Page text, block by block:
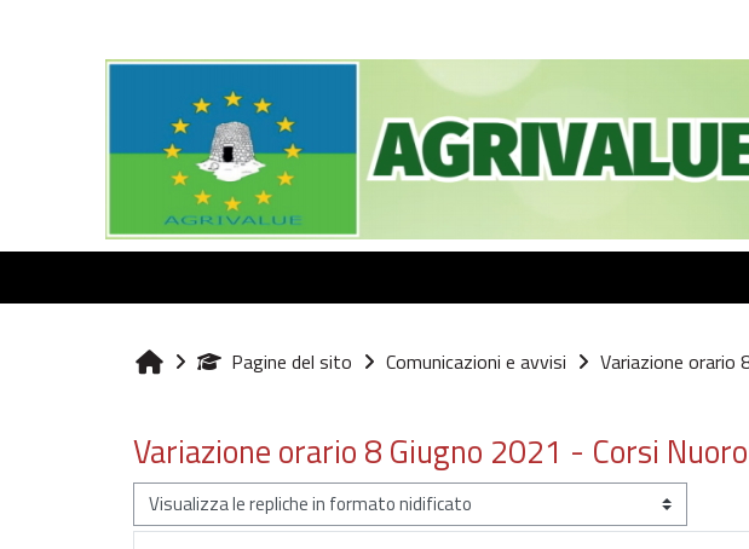
HomePagine del sito Comunicazioni e avvisi Variazione orario
Variazione orario 8 Giugno 2021 - Corsi
Modalità visualizzazione